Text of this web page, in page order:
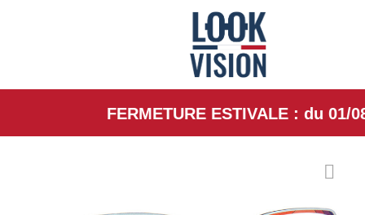
FERMETURE ESTIVALE : du 01/08/